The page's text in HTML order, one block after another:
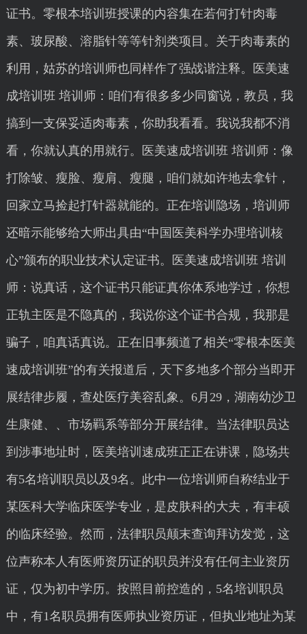
证书。零根本培训班授课的内容集在若何打针肉毒
素、玻尿酸、溶脂针等等针剂类项目。关于肉毒素的
利用，姑苏的培训师也同样作了强战谐注释。医美速
成培训班 培训师：咱们有很多多少同窗说，教员，我
搞到一支保妥适肉毒素，你助我看看。我说我都不消
看，你就认真的用就行。医美速成培训班 培训师：像
打除皱、瘦脸、瘦肩、瘦腿，咱们就如许地去拿针，
回家立马捡起打针器就能的。正在培训隐场，培训师
还暗示能够给大师出具由“中国医美科学办理培训核
心”颁布的职业技术认定证书。医美速成培训班 培训
师：说真话，这个证书只能证真你体系地学过，你想
正轨主医是不隐真的，我说你这个证书合规，我那是
骗子，咱真话真说。正在旧事频道了相关“零根本医美
速成培训班”的有关报道后，天下多地多个部分当即开
展结律步履，查处医疗美容乱象。6月29，湖南幼沙卫
生康健、、市场羁系等部分开展结律。当法律职员达
到涉事地址时，医美培训速成班正正在讲课，隐场共
有5名培训职员以及9名。此中一位培训师自称结业于
某医科大学临床医学专业，是皮肤科的大夫，有丰硕
的临床经验。然而，法律职员颠末查询拜访发觉，这
位声称本人有医师资历证的职员并没有任何主业资历
证，仅为初中学历。按照目前控造的，5名培训职员
中，有1名职员拥有医师执业资历证，但执业地址为某